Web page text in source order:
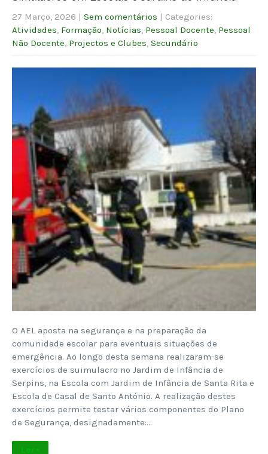
27 Março, 2026 | Sem comentários | Categories:
Atividades Formação Notícias Pessoal Docente Pessoal
Não Docente Projectos e Clubes Secundário
O AEL aposta na segurança e na preparação da
comunidade escolar para eventuais situações de
emergência. Ao longo desta semana realizaram-se
exercícios de suimulacro no Jardim de Infância de
Serpins, na Escola com Jardim de Infância de Santa Rita e
Escola de Casal de Santo António. A realização destes
exercícios permite testar vários componentes do Plano
de Segurança, designadamente:…
Ler +